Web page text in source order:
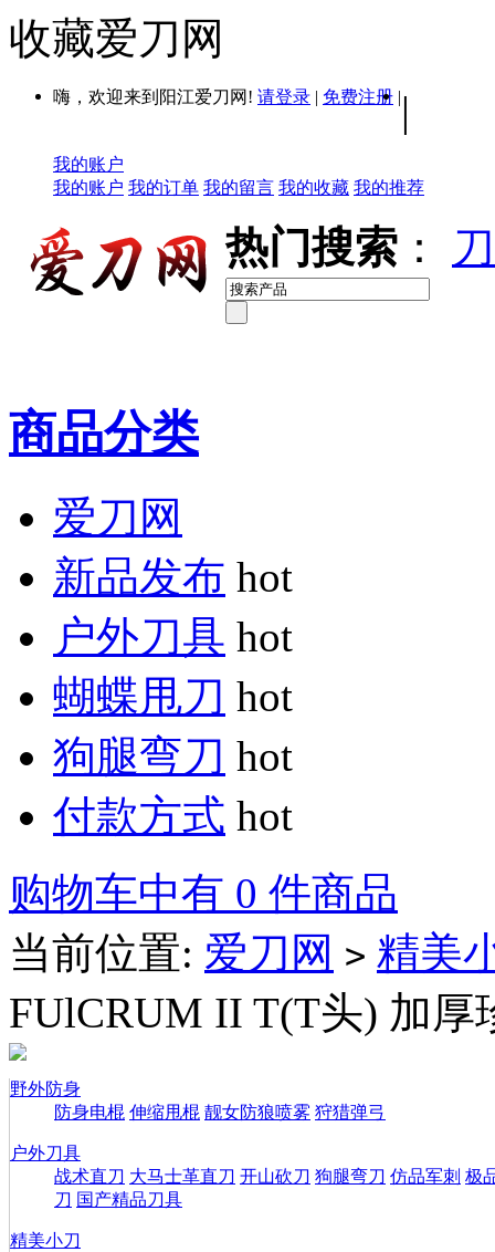
收藏爱刀网
嗨，欢迎来到阳江爱刀网! 请登录 | 免费注册 | |
我的账户
我的账户 我的订单 我的留言 我的收藏 我的推荐
热门搜索 ：
商品分类
爱刀网
新品发布 hot
户外刀具 hot
蝴蝶甩刀 hot
狗腿弯刀 hot
付款方式 hot
购物车中有 0 件商品
当前位置: 爱刀网 > 精美
FUlCRUM II T(T头) 加厚
野外防身
防身电棍 伸缩甩棍 靓女防狼喷雾 狩猎弹弓
户外刀具
战术直刀 大马士革直刀 开山砍刀 狗腿弯刀 仿品军刺 极
刀 国产精品刀具
精美小刀